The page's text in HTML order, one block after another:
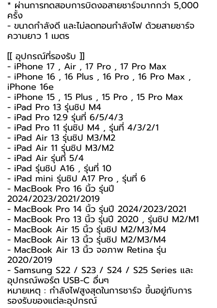
* ผ่านการทดสอบการบิดงอสายชาร์จมากกว่า 5,000
ครั้ง
- ขนาดกำลังดี และไม่ลดทอนกำลังไฟ ด้วยสายชาร์จ
ความยาว 1 เมตร
[[ อุปกรณ์ที่รองรับ ]]
- iPhone 17 , Air , 17 Pro , 17 Pro Max
- iPhone 16 , 16 Plus , 16 Pro , 16 Pro Max ,
iPhone 16e
- iPhone 15 , 15 Plus , 15 Pro , 15 Pro Max
- iPad Pro 13 รุ่นชิป M4
- iPad Pro 12.9 รุ่นที่ 6/5/4/3
- iPad Pro 11 รุ่นชิป M4 , รุ่นที่ 4/3/2/1
- iPad Air 13 รุ่นชิป M3/M2
- iPad Air 11 รุ่นชิป M3/M2
- iPad Air รุ่นที่ 5/4
- iPad รุ่นชิป A16 , รุ่นที่ 10
- iPad mini รุ่นชิป A17 Pro , รุ่นที่ 6
- MacBook Pro 16 นิ้ว รุ่นปี
2024/2023/2021/2019
- MacBook Pro 14 นิ้ว รุ่นปี 2024/2023/2021
- MacBook Pro 13 นิ้ว รุ่นปี 2020 , รุ่นชิป M2/M1
- MacBook Air 15 นิ้ว รุ่นชิป M2/M3/M4
- MacBook Air 13 นิ้ว รุ่นชิป M2/M3/M4
- MacBook Air 13 นิ้ว จอภาพ Retina รุ่น
2020/2019
- Samsung S22 / S23 / S24 / S25 Series และ
อุปกรณ์พอร์ต USB-C อื่นๆ
หมายเหตุ : กำลังไฟสูงสุดในการชาร์จ ขึ้นอยู่กับการ
รองรับของแต่ละอุปกรณ์